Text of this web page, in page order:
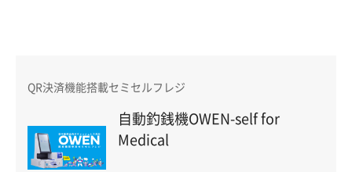
QR決済機能搭載セミセルフレジ
自動釣銭機OWEN-self for
Medical